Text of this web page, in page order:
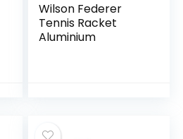
Wilson Federer
Tennis Racket
Aluminium